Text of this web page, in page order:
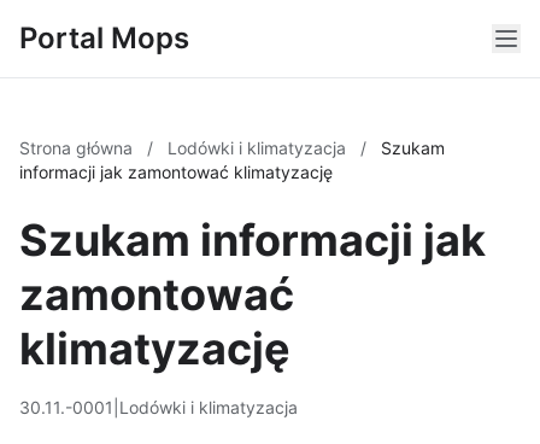
Portal Mops
Strona główna / Lodówki i klimatyzacja /
Szukam
informacji jak zamontować klimatyzację
Szukam informacji jak
zamontować
klimatyzację
30.11.-0001 Lodówki i klimatyzacja